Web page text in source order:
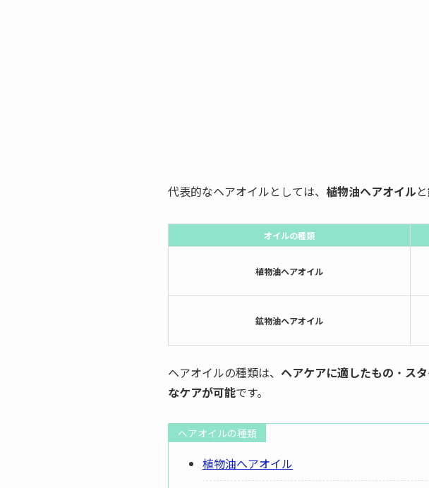
代表的なヘアオイルとしては、 植物油ヘアオイルと
オイルの種類
植物油ヘアオイル
鉱物油ヘアオイル
ヘアオイルの種類は、 ヘアケアに適したもの ・ ス
なケアが可能です。
ヘアオイルの種類
植物油へアオイル